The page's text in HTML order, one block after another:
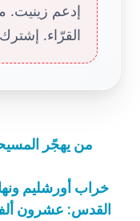
إدعم زينيت.
القرّاء.
خراب أورشليم
القدس: عشرون